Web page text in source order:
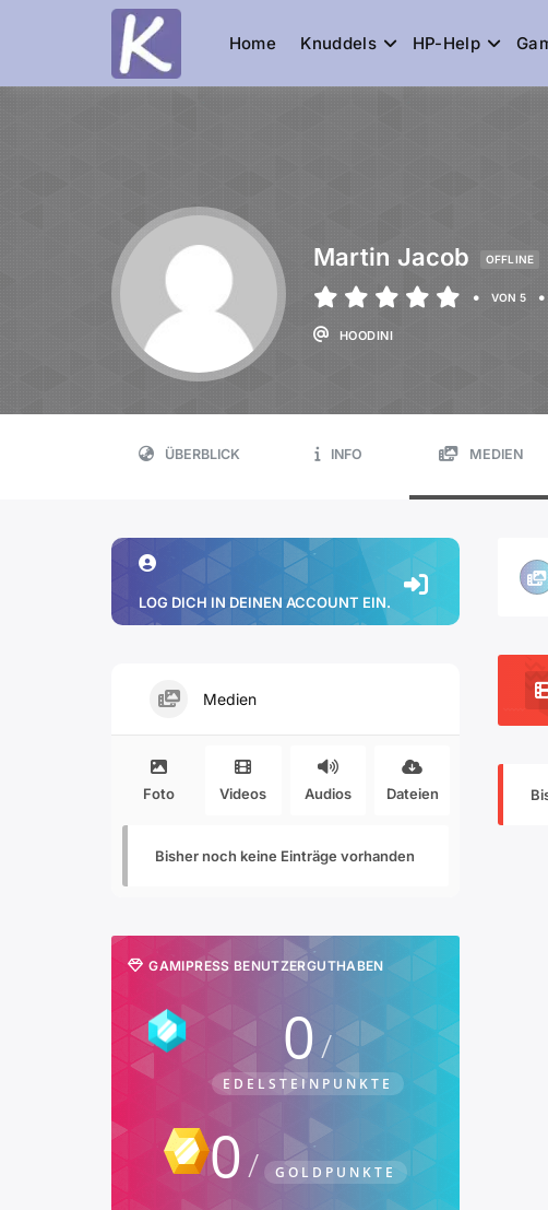
Knuddelesel.de
die Community
Home Knuddels HP-Help
Martin Jacob OFFLINE
• VON 5 •
HOODINI
ÜBERBLICK INFO MEDIEN
LOG DICH IN DEINEN ACCOUNT EIN.
Medien
Foto Videos Audios Dateien
Bisher noch keine Einträge vorhanden
GAMIPRESS BENUTZERGUTHABEN
0
EDELSTEINPUNKTE
0 GOLDPUNKTE